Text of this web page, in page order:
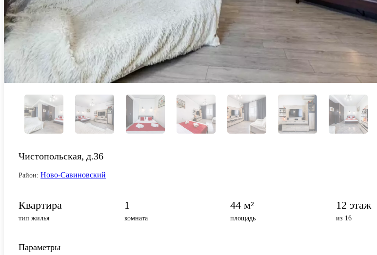
Чистопольская, д.36
Район: Ново-Савиновский
Квартира
тип жилья
1
комната
44 м²
площадь
12 этаж
из 16
Параметры